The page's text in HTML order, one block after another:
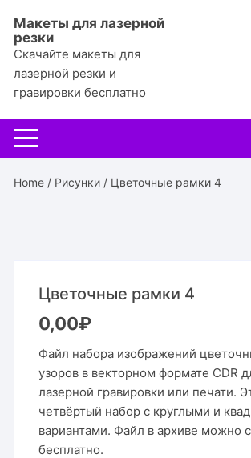
содержимому
Макеты для лазерной
резки
Скачайте макеты для
лазерной резки и
гравировки бесплатно
Home / Рисунки / Цветочные рамки 4
Цветочные рамки 4
0,00₽
Файл набора изображений
узоров в векторном формате CDR
лазерной гравировки или печати.
четвёртый набор с круглыми и
вариантами. Файл в архиве можно
бесплатно.